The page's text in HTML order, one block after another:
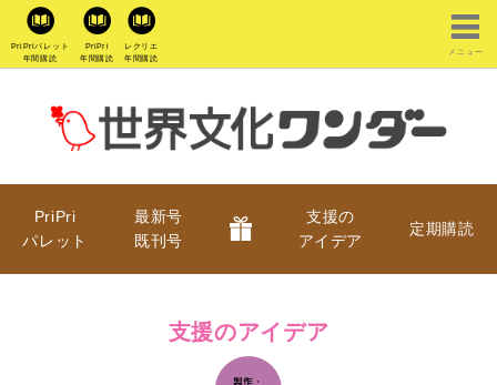
PriPriパレット
年間購読
PriPri
年間購読
レクリエ
年間購読
メニュー
PriPri
パレット
最新号
既刊号
支援の
アイデア
定期購読
支援のアイデア